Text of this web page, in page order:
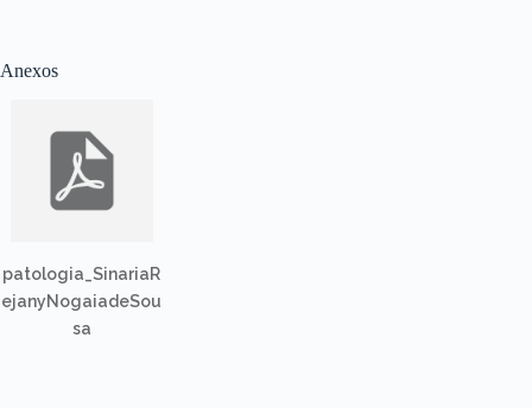
Anexos
patologia_SinariaR
ejanyNogaiadeSou
sa